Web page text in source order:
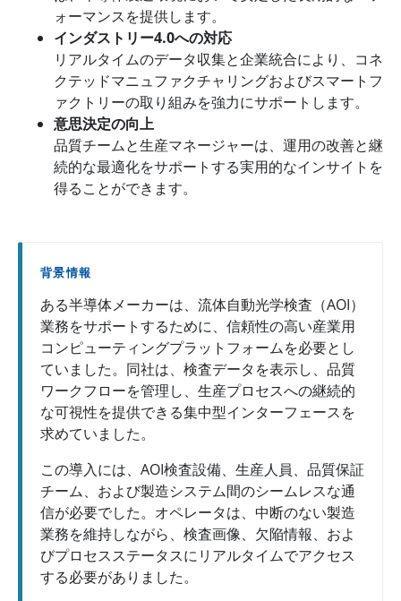
ォーマンスを提供します。
インダストリー4.0への対応
リアルタイムのデータ収集と企業統合により、コネ
クテッドマニュファクチャリングおよびスマートフ
ァクトリーの取り組みを強力にサポートします。
意思決定の向上
品質チームと生産マネージャーは、運用の改善と継
続的な最適化をサポートする実用的なインサイトを
得ることができます。
背景情報
ある半導体メーカーは、流体自動光学検査（AOI）
業務をサポートするために、信頼性の高い産業用
コンピューティングプラットフォームを必要とし
ていました。同社は、検査データを表示し、品質
ワークフローを管理し、生産プロセスへの継続的
な可視性を提供できる集中型インターフェースを
求めていました。
この導入には、AOI検査設備、生産人員、品質保証
チーム、および製造システム間のシームレスな通
信が必要でした。オペレータは、中断のない製造
業務を維持しながら、検査画像、欠陥情報、およ
びプロセスステータスにリアルタイムでアクセス
する必要がありました。